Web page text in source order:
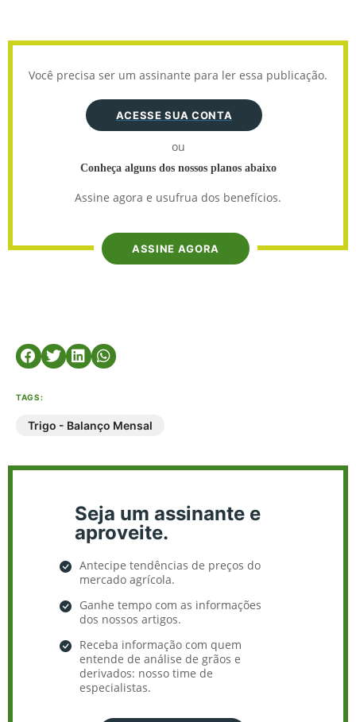
Você precisa ser um assinante para ler essa publicação.
ACESSE SUA CONTA
ou
Conheça alguns dos nossos planos abaixo
Assine agora e usufrua dos benefícios.
ASSINE AGORA
TAGS:
Trigo - Balanço Mensal
Seja um assinante e
aproveite.
Antecipe tendências de preços do
mercado agrícola.
Ganhe tempo com as informações
dos nossos artigos.
Receba informação com quem
entende de análise de grãos e
derivados: nosso time de
especialistas.